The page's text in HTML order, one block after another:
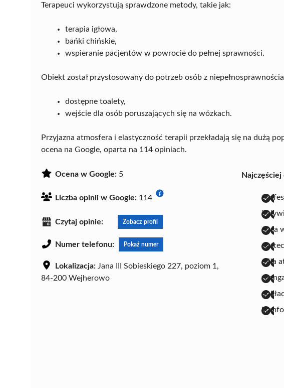
Terapeuci wykorzystują sprawdzone metody, takie jak:
terapia igłowa,
bańki chińskie,
wspieranie pacjentów w powrocie do pełnej sprawności.
Obiekt został przystosowany do potrzeb osób z
dostępne toalety,
wejście dla osób poruszających się na wózkach.
Przyjazna atmosfera i elastyczność terapii przekładają się na dużą
ocena na Google, oparta na 114 opiniach.
Ocena w Google: 5
Liczba opinii w Google: 114
Czytaj opinie: Zobacz profil
Numer telefonu: Pokaż numer
Lokalizacja: Jana III Sobieskiego 227, poziom 1,
84-200 Wejherowo
duża
miła